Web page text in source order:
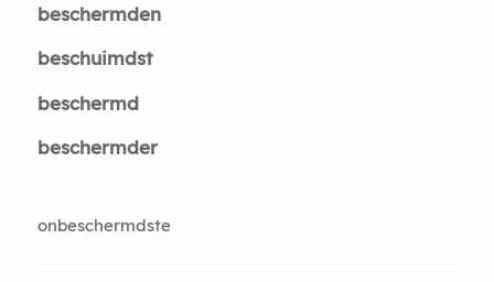
beschermden
beschuimdst
beschermd
beschermder
onbeschermdste